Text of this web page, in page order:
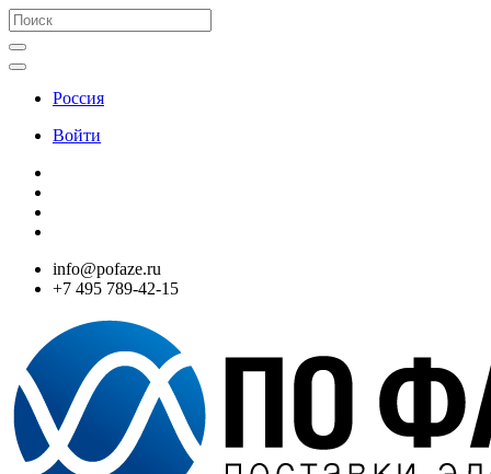
Россия
Войти
info@pofaze.ru
+7 495 789-42-15